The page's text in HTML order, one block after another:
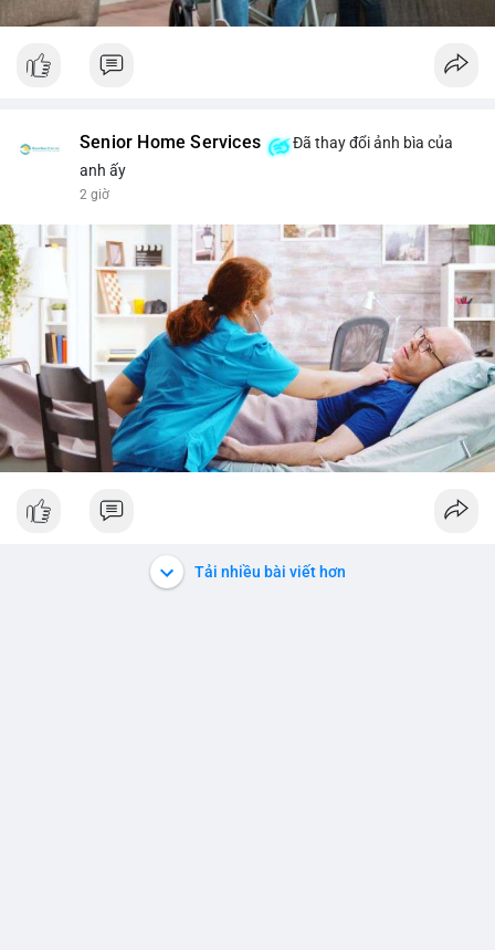
Senior Home Services
Đã thay đổi ảnh bìa của
anh ấy
2 giờ
Tải nhiều bài viết hơn